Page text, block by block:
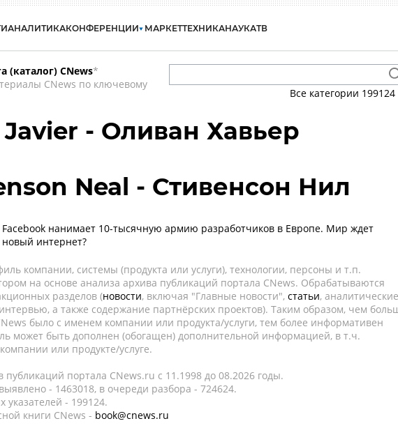
АНАЛИТИКАКОНФЕРЕНЦИИ МАРКЕТТЕХНИКАНАУКАТВ
(каталог) CNews*
CNews по ключевому
Все категории 199124
- Оливан Хавьер
Neal - Стивенсон Нил
Facebook нанимает 10-тысячную армию разработчиков в Европе. Мир ждет
новый интернет?
компании, системы (продукта или услуги), технологии, персоны и т.п.
на основе анализа архива публикаций портала CNews. Обрабатываются
разделов (новости, включая "Главные новости", статьи, аналитические
а также содержание партнёрских проектов). Таким образом, чем
было с именем компании или продукта/услуги, тем более информативен
может быть дополнен (обогащен) дополнительной информацией, в т.ч.
или продукте/услуге.
публикаций портала CNews.ru c 11.1998 до 08.2026 годы.
- 1463018, в очереди разбора - 724624.
указателей - 199124.
книги CNews - book@cnews.ru